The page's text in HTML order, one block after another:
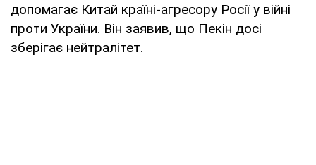
допомагає Китай країні-агресору Росії у війні
проти України. Він заявив, що Пекін досі
зберігає нейтралітет.